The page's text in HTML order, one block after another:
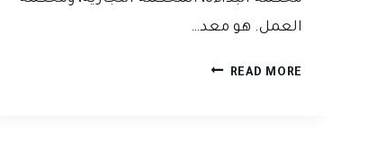
العمل. هو معد…
READ MORE المحامي